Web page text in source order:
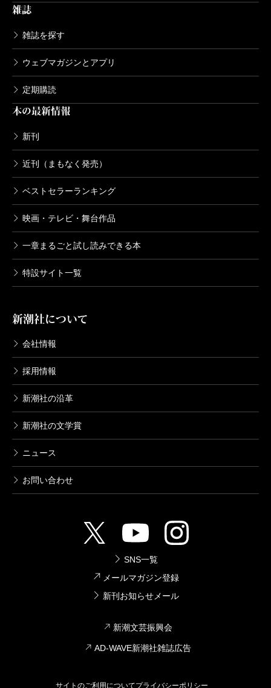
雑誌
雑誌を探す
ウェブマガジンとアプリ
定期購読
本の最新情報
新刊
近刊（まもなく発売）
ベストセラーランキング
映画・テレビ・舞台作品
一章まるごと試し読みできる本
特設サイト一覧
新潮社について
会社情報
採用情報
新潮社の沿革
新潮社の文学賞
ニュース
お問い合わせ
SNS一覧
メールマガジン登録
新刊お知らせメール
新潮文芸振興会
AD-WAVE新潮社雑誌広告
サイトのご利用についてプライバシーポリシー